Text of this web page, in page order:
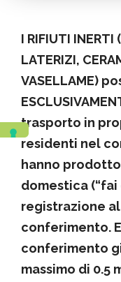
I RIFIUTI INERTI
LATERIZI,
VASELLAME)
trasporto in
residenti nel
hanno
domestica (“fai
registrazione
conferimento.
conferimento
massimo di 0.5